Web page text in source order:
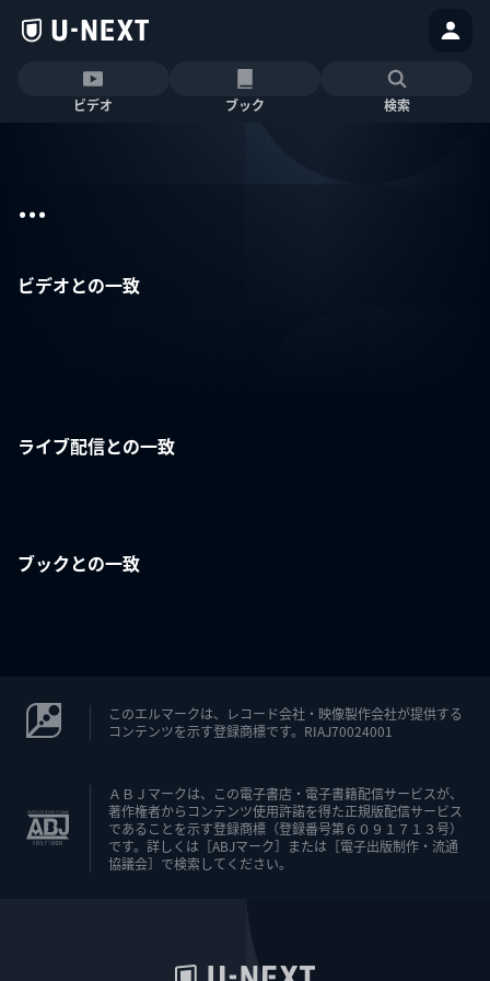
ビデオ ブック 検索
...
ビデオとの一致
ライブ配信との一致
ブックとの一致
このエルマークは、レコード会社・映像製作会社が提供する
コンテンツを示す登録商標です。RIAJ70024001
ＡＢＪマークは、この電子書店・電子書籍配信サービスが、
著作権者からコンテンツ使用許諾を得た正規版配信サービス
であることを示す登録商標（登録番号第６０９１７１３号）
です。詳しくは［ABJマーク］または［電子出版制作・流通
協議会］で検索してください。